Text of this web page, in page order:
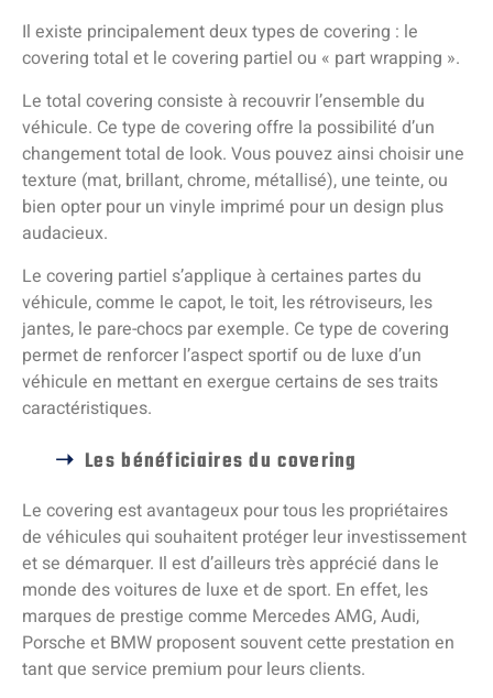
Il existe principalement deux types de covering : le
covering total et le covering partiel ou « part wrapping ».
Le total covering consiste à recouvrir l’ensemble du
véhicule. Ce type de covering offre la possibilité d’un
changement total de look. Vous pouvez ainsi choisir une
texture (mat, brillant, chrome, métallisé), une teinte, ou
bien opter pour un vinyle imprimé pour un design plus
audacieux.
Le covering partiel s’applique à certaines partes du
véhicule, comme le capot, le toit, les rétroviseurs, les
jantes, le pare-chocs par exemple. Ce type de covering
permet de renforcer l’aspect sportif ou de luxe d’un
véhicule en mettant en exergue certains de ses traits
caractéristiques.
Les bénéficiaires du covering
Le covering est avantageux pour tous les propriétaires
de véhicules qui souhaitent protéger leur investissement
et se démarquer. Il est d’ailleurs très apprécié dans le
monde des voitures de luxe et de sport. En effet, les
marques de prestige comme Mercedes AMG, Audi,
Porsche et BMW proposent souvent cette prestation en
tant que service premium pour leurs clients.